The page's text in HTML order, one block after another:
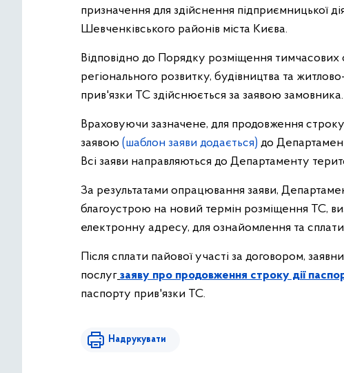
призначення для здійснення підприємницької
Шевченківського районів міста Києва.
Відповідно до Порядку розміщення тимчасових
регіонального розвитку, будівництва та
прив'язки ТС здійснюється за заявою замовника.
Враховуючи зазначене, для продовження
заявою (шаблон заяви додається) до
Всі заяви направляються до Департаменту
За результатами опрацювання заяви,
благоустрою на новий термін розміщення ТС,
електронну адресу, для ознайомлення та сплати
Після сплати пайової участі за договором,
послуг заяву про продовження строку дії
паспорту прив'язки ТС.
Надрукувати